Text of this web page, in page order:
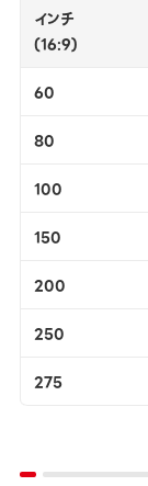
インチ
(16:9)
60
80
100
150
200
250
275